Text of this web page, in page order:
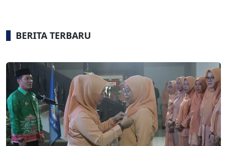
BERITA TERBARU